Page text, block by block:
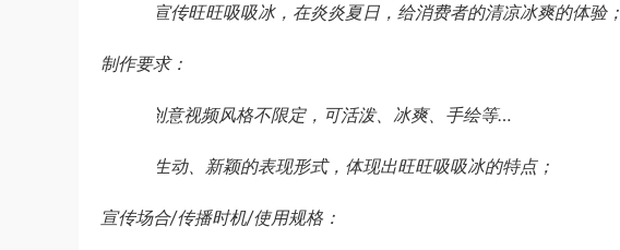
宣传旺旺吸吸冰，在炎炎夏日，给消费者的清凉冰爽的体验；
制作要求：
创意视频风格不限定，可活泼、冰爽、手绘等…
生动、新颖的表现形式，体现出旺旺吸吸冰的特点；
宣传场合/传播时机/使用规格：